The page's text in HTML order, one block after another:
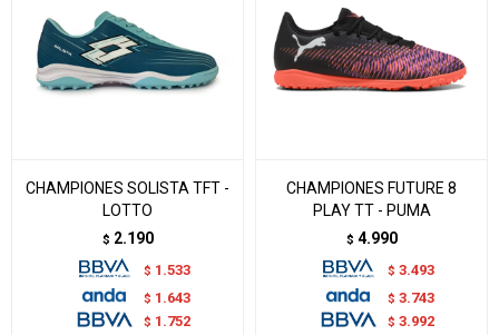
CHAMPIONES SOLISTA TFT -
LOTTO
$ 2.190
$ 1.533
$ 1.643
$ 1.752
CHAMPIONES FUTURE 8
PLAY TT - PUMA
$ 4.990
$ 3.493
$ 3.743
$ 3.992